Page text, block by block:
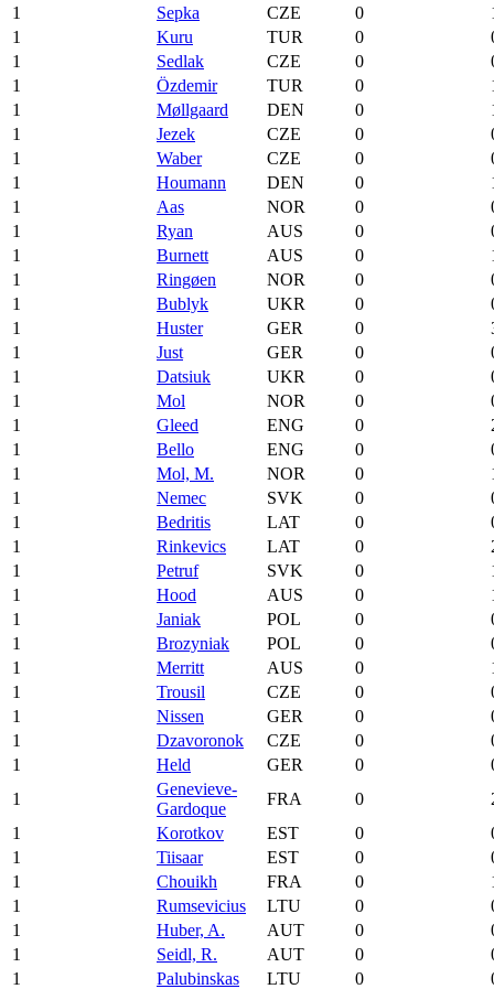
1
Sepka CZE 0
1
Kuru TUR 0
1
Sedlak CZE 0
1
Özdemir TUR 0
1
Møllgaard DEN 0
1
Jezek CZE 0
1
Waber CZE 0
1
Houmann DEN 0
1
Aas NOR 0
1
Ryan AUS 0
1
Burnett AUS 0
1
Ringøen NOR 0
1
Bublyk UKR 0
1
Huster GER 0
1
Just GER 0
1
Datsiuk UKR 0
1
Mol NOR 0
1
Gleed ENG 0
1
Bello ENG 0
1
Mol, M. NOR 0
1
Nemec SVK 0
1
Bedritis LAT 0
1
Rinkevics LAT 0
1
Petruf SVK 0
1
Hood AUS 0
1
Janiak POL 0
1
Brozyniak POL 0
1
Merritt AUS 0
1
Trousil CZE 0
1
Nissen GER 0
1
Dzavoronok CZE 0
1
Held GER 0
1
Genevieve-
Gardoque
FRA 0
1
Korotkov EST 0
1
Tiisaar EST 0
1
Chouikh FRA 0
1
Rumsevicius LTU 0
1
Huber, A. AUT 0
1
Seidl, R. AUT 0
1
Palubinskas LTU 0